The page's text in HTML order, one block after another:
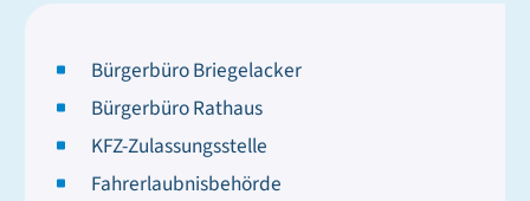
Bürgerbüro Briegelacker
Bürgerbüro Rathaus
KFZ-Zulassungsstelle
Fahrerlaubnisbehörde